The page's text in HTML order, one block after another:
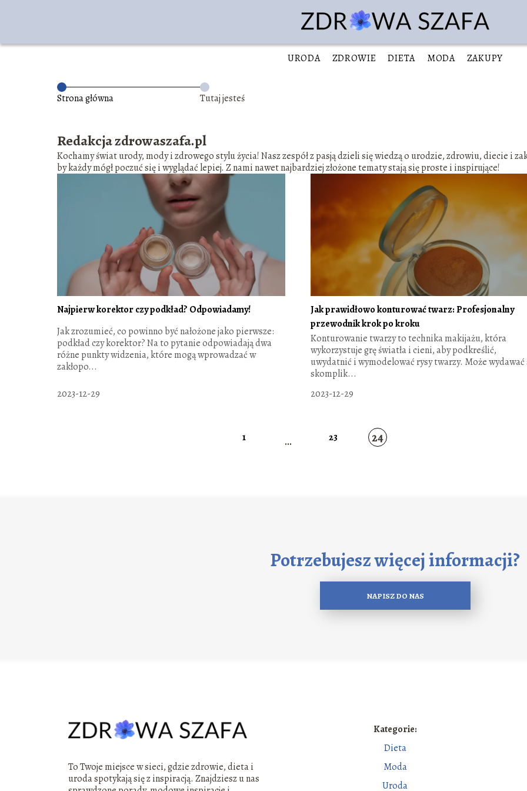
URODA ZDROWIE DIETA MODA ZAKUPY
Strona główna Tutaj jesteś
Redakcja zdrowaszafa.pl
Kochamy świat urody, mody i zdrowego stylu życia! Nasz zespół z pasją dzieli się wiedzą o urodzie, zdrowiu, diecie i
by każdy mógł poczuć się i wyglądać lepiej. Z nami nawet najbardziej złożone tematy stają się proste i inspirujące!
Najpierw korektor czy podkład? Odpowiadamy!
Jak zrozumieć, co powinno być nałożone jako pierwsze:
podkład czy korektor? Na to pytanie odpowiadają dwa
różne punkty widzenia, które mogą wprowadzać w
zakłopo...
2023-12-29
Jak prawidłowo konturować twarz: Profesjonalny
przewodnik krok po kroku
Konturowanie twarzy to technika makijażu, która
wykorzystuje grę światła i cieni, aby podkreślić,
uwydatnić i wymodelować rysy twarzy. Może wydawać
skomplik...
2023-12-29
1 ... 23 24
Potrzebujesz więcej informacji?
NAPISZ DO NAS
To Twoje miejsce w sieci, gdzie zdrowie, dieta i
uroda spotykają się z inspiracją. Znajdziesz u nas
Kategorie:
Dieta
Moda
Uroda